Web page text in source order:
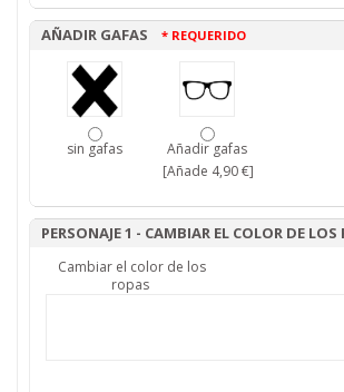
AÑADIR GAFAS * REQUERIDO
sin gafas
Añadir gafas
[Añade 4,90 €]
PERSONAJE 1 - CAMBIAR EL COLOR DE LOS
Cambiar el color de los
ropas